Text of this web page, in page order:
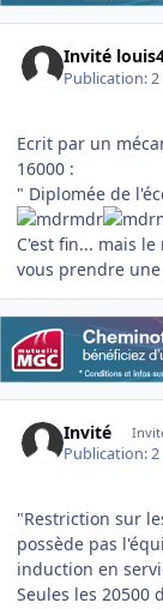
Invité
Publication:
Ecrit par un
16000 :
" Diplomée de
C'est fin... mais
vous prendre
Invité
Publication:
"Restriction sur
possède pas
induction en
Seules les 20500